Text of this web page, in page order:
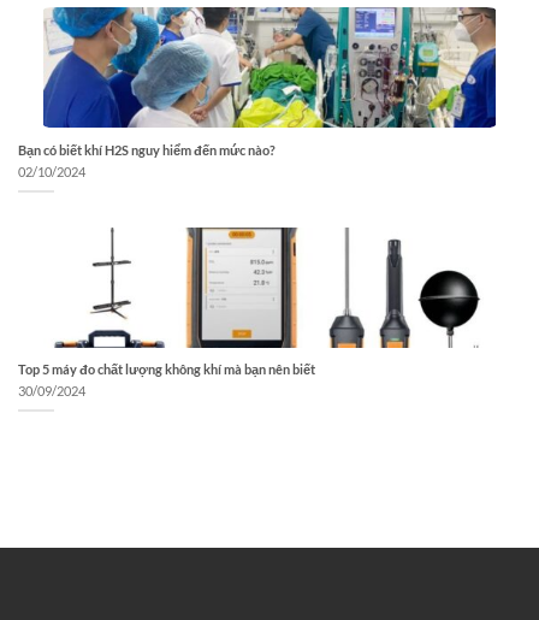
Bạn có biết khí H2S nguy hiểm đến mức nào?
02/10/2024
Top 5 máy đo chất lượng không khí mà bạn nên biết
30/09/2024